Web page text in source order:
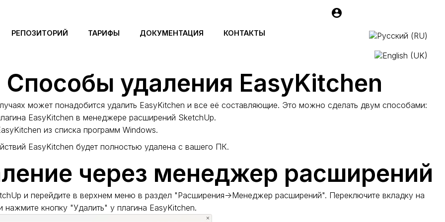
РЕПОЗИТОРИЙ ТАРИФЫ ДОКУМЕНТАЦИЯ КОНТАКТЫ
EasyKitchen
Способы удаления EasyKitchen
может понадобится удалить EasyKitchen и все её составляющие. Это можно сделать двум способами:
EasyKitchen в менеджере расширений SketchUp.
из списка программ Windows.
EasyKitchen будет полностью удалена с вашего ПК.
через менеджер расширений
и перейдите в верхнем меню в раздел "Расширения->Менеджер расширений". Переключите вкладку на
нажмите кнопку "Удалить" у плагина EasyKitchen.